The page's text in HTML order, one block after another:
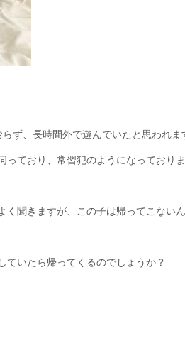
ず、長時間外で遊んでいたと思われま
ており、常習犯のようになっておりま
聞きますが、この子は帰ってこないん
ていたら帰ってくるのでしょうか？